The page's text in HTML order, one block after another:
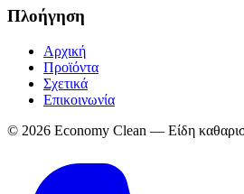
Πλοήγηση
Αρχική
Προϊόντα
Σχετικά
Επικοινωνία
© 2026 Economy Clean — Είδη